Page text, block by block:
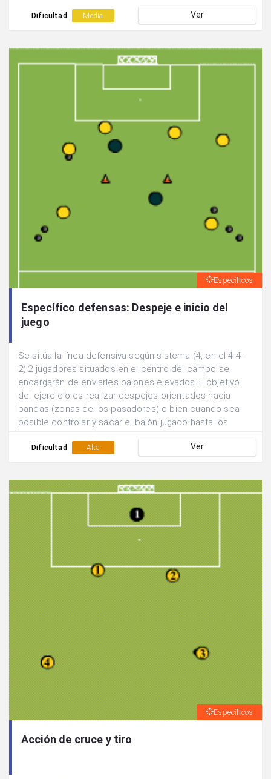
Dificultad Media Ver
Específicos
Específico defensas: Despeje e inicio del
juego
Se sitúa la línea defensiva según sistema (4, en el 4-4-
2).2 jugadores situados en el centro del campo se
encargarán de enviarles balones elevados.El objetivo
del ejercicio es realizar despejes orientados hacia
bandas (zonas de los pasadores) o bien cuando sea
posible controlar y sacar el balón jugado hasta los
lleve a cabo dificultando las acciones.Cuando ya se
tiene la dinámica controlada y para que sea una
desde una posición más avanzada y realizar la acción
reculando.
Dificultad Alta Ver
Específicos
Acción de cruce y tiro